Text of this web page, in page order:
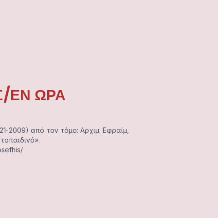
ΕΝ ΩΡΑ
2009) από τον τόμο: Αρχιμ. Εφραίμ,